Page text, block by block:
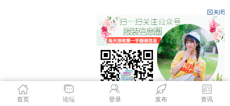
首页 论坛 登录 发布 资讯